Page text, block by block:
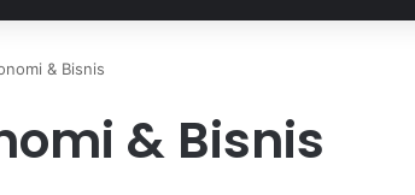
& Bisnis
& Bisnis